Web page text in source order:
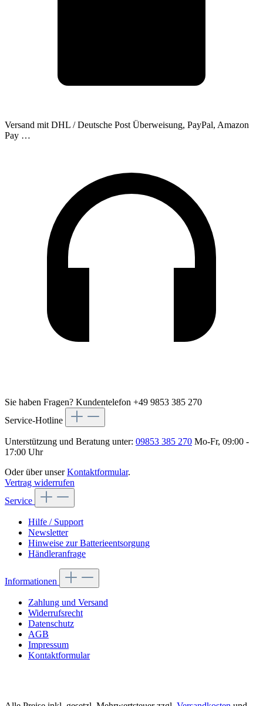
Versand mit DHL / Deutsche Post Überweisung, PayPal, Amazon
Pay …
Sie haben Fragen? Kundentelefon +49 9853 385 270
Service-Hotline
Unterstützung und Beratung unter: 09853 385 270 Mo-Fr, 09:00 -
17:00 Uhr
Oder über unserKontaktformular.
Vertrag widerrufen
Service
Hilfe / Support
Newsletter
Hinweise zur Batterieentsorgung
Händleranfrage
Informationen
Zahlung und Versand
Widerrufsrecht
Datenschutz
AGB
Impressum
Kontaktformular